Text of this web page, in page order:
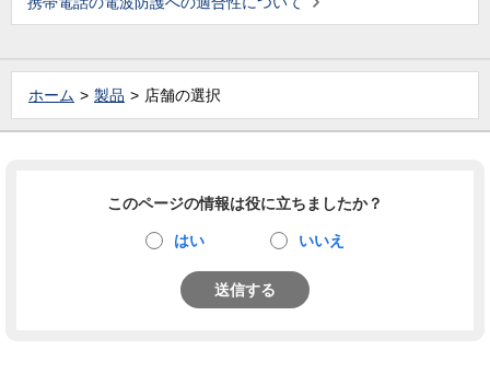
ホーム 製品 店舗の選択
このページの情報は役に立ちましたか？
はい いいえ
送信する